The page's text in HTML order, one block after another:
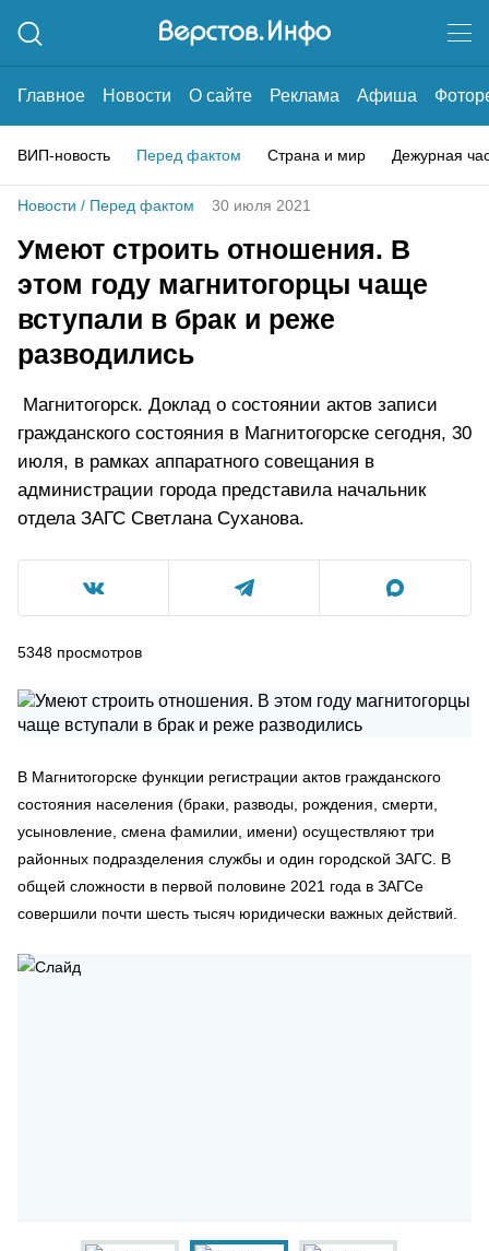
Главное Новости О сайте Реклама Афиша
ВИП-новость Перед фактом Страна и мир Дежурная
Новости / Перед фактом 30 июля 2021
Умеют строить отношения. В
этом году магнитогорцы чаще
вступали в брак и реже
разводились
Магнитогорск. Доклад о состоянии актов записи
гражданского состояния в Магнитогорске сегодня, 30
июля, в рамках аппаратного совещания в
администрации города представила начальник
отдела ЗАГС Светлана Суханова.
5348 просмотров
В Магнитогорске функции регистрации актов гражданского
состояния населения (браки, разводы, рождения, смерти,
усыновление, смена фамилии, имени) осуществляют три
районных подразделения службы и один городской ЗАГС. В
общей сложности в первой половине 2021 года в ЗАГСе
совершили почти шесть тысяч юридически важных действий.